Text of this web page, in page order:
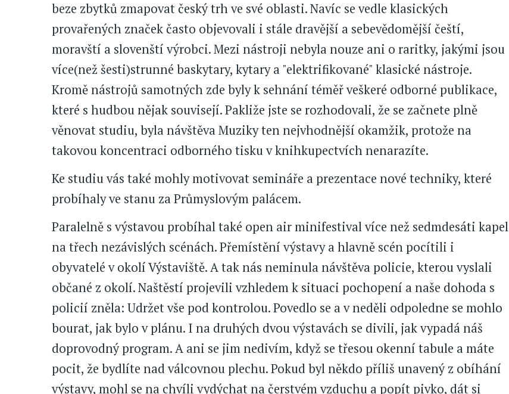
beze zbytků zmapovat český trh ve své oblasti. Navíc se vedle klasických
provařených značek často objevovali i stále dravější a sebevědomější čeští,
moravští a slovenští výrobci. Mezi nástroji nebyla nouze ani o raritky, jakými jsou
více(než šesti)strunné baskytary, kytary a "elektrifikované" klasické nástroje.
Kromě nástrojů samotných zde byly k sehnání téměř veškeré odborné publikace,
které s hudbou nějak souvisejí. Pakliže jste se rozhodovali, že se začnete plně
věnovat studiu, byla návštěva Muziky ten nejvhodnější okamžik, protože na
takovou koncentraci odborného tisku v knihkupectvích nenarazíte.
Ke studiu vás také mohly motivovat semináře a prezentace nové techniky, které
probíhaly ve stanu za Průmyslovým palácem.
Paralelně s výstavou probíhal také open air minifestival více než sedmdesáti kapel
na třech nezávislých scénách. Přemístění výstavy a hlavně scén pocítili i
obyvatelé v okolí Výstaviště. A tak nás neminula návštěva policie, kterou vyslali
občané z okolí. Naštěstí projevili vzhledem k situaci pochopení a naše dohoda s
policií zněla: Udržet vše pod kontrolou. Povedlo se a v neděli odpoledne se mohlo
bourat, jak bylo v plánu. I na druhých dvou výstavách se divili, jak vypadá náš
doprovodný program. A ani se jim nedivím, když se třesou okenní tabule a máte
pocit, že bydlíte nad válcovnou plechu. Pokud byl někdo příliš unavený z obíhání
výstavy, mohl se na chvíli vydýchat na čerstvém vzduchu a popít pivko, dát si